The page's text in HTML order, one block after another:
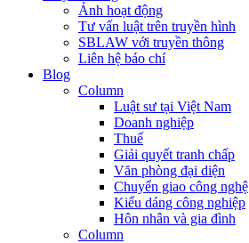
Ảnh hoạt động
Tư vấn luật trên truyền hình
SBLAW với truyền thông
Liên hệ báo chí
Blog
Column
Luật sư tại Việt Nam
Doanh nghiệp
Thuế
Giải quyết tranh chấp
Văn phòng đại diện
Chuyển giao công nghệ
Kiểu dáng công nghiệp
Hôn nhân và gia đình
Column